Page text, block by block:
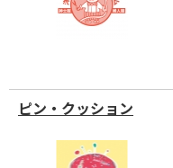
ピン・クッション